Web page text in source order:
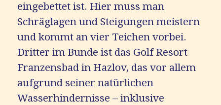
eingebettet ist. Hier muss man
Schräglagen und Steigungen meistern
und kommt an vier Teichen vorbei.
Dritter im Bunde ist das Golf Resort
Franzensbad in Hazlov, das vor allem
aufgrund seiner natürlichen
Wasserhindernisse – inklusive